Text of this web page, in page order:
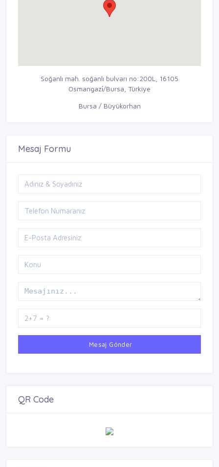
Soğanlı mah. soğanlı bulvarı no:200L, 16105
Osmangazi̇/Bursa, Türkiye
Bursa / Büyükorhan
Mesaj Formu
Mesaj Gönder
QR Code